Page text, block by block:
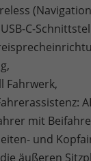
C-
Fahrwerk,
mit
und
äußeren